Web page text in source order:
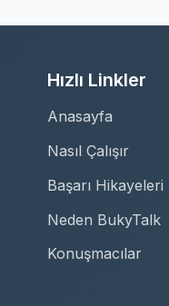
Hızlı Linkler
Anasayfa
Nasıl Çalışır
Başarı Hikayeleri
Neden BukyTalk
Konuşmacılar